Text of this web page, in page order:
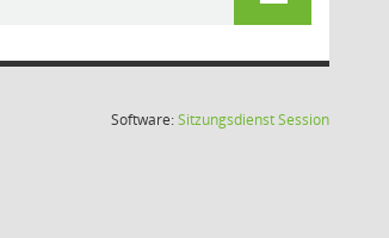
Software:SitzungsdienstSession(Wird in